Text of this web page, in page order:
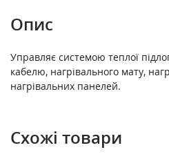
Опис
Управляє системою теплої
кабелю, нагрівального мату,
нагрівальних панелей.
Схожі товари